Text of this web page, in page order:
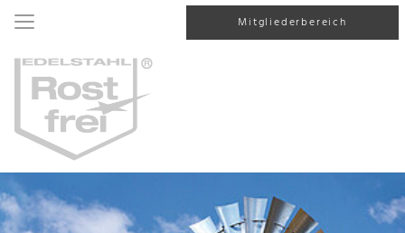
Mitgliederbereich